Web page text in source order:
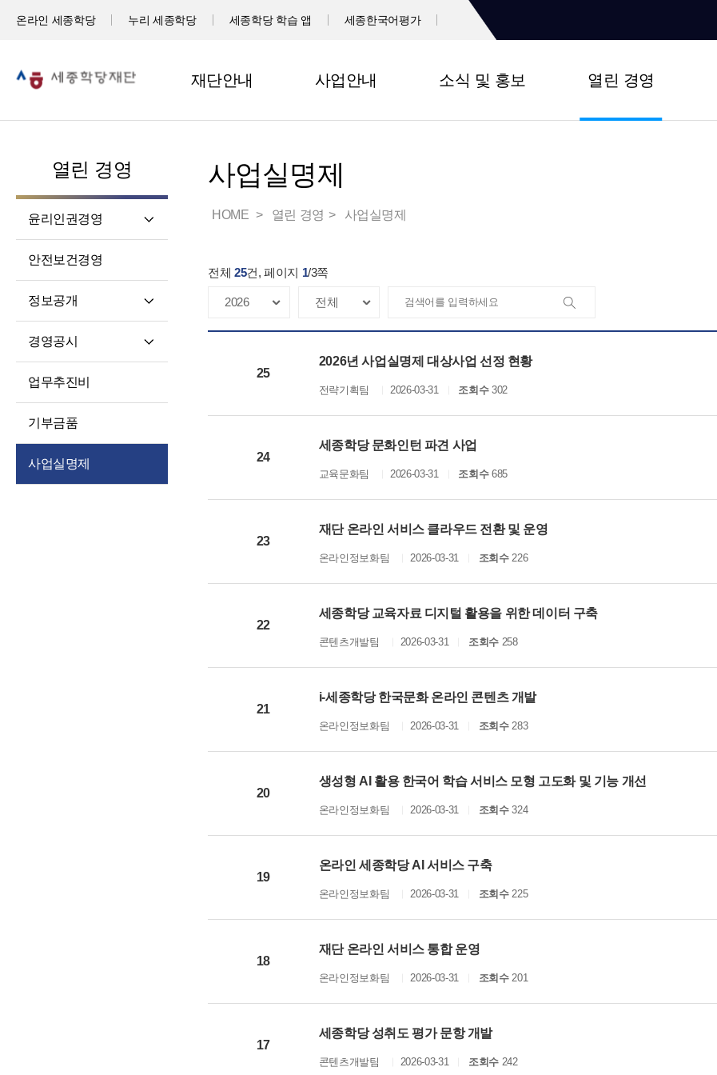
온라인 세종학당 누리 세종학당 세종학당 학습 앱 세종한국어평가
재단안내 사업안내 소식 및 홍보 열린 경영
열린 경영
윤리인권경영
고객서비스 헌장
윤리 자가 진단
재단 청렴 실천 결의문
인권경영
윤리인권경영 활동
청렴포털부패신고
(레드휘슬)
안전보건경영
정보공개
처리절차
정보공개방법
불복구제절차
경영공시
징계처분 결과
소송 및 소송대리인
현황
업무추진비
기부금품
사업실명제
사업실명제
HOME 열린 경영 사업실명제
전체 25건, 페이지 1/3쪽
25
2026년 사업실명제 대상사업 선정 현황
전략기획팀 2026-03-31 조회수302
24
세종학당 문화인턴 파견 사업
교육문화팀 2026-03-31 조회수685
23
재단 온라인 서비스 클라우드 전환 및 운영
온라인정보화팀 2026-03-31 조회수226
22
세종학당 교육자료 디지털 활용을 위한 데이터 구축
콘텐츠개발팀 2026-03-31 조회수 258
21
i-세종학당 한국문화 온라인 콘텐츠 개발
온라인정보화팀 2026-03-31 조회수283
20
생성형 AI 활용 한국어 학습 서비스 모형 고도화 및 기능 개선
온라인정보화팀 2026-03-31 조회수324
19
온라인 세종학당 AI 서비스 구축
온라인정보화팀 2026-03-31 조회수225
18
재단 온라인 서비스 통합 운영
온라인정보화팀 2026-03-31 조회수201
17
세종학당 성취도 평가 문항 개발
콘텐츠개발팀 2026-03-31 조회수 242